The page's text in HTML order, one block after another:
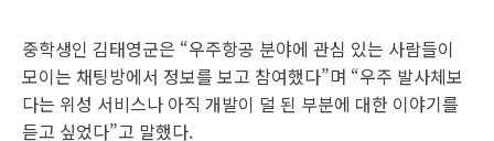
중학생인 김태영군은 “우주항공 분야에 관심 있는 사람들이
모이는 채팅방에서 정보를 보고 참여했다”며 “우주 발사체보
다는 위성 서비스나 아직 개발이 덜 된 부분에 대한 이야기를
듣고 싶었다”고 말했다.